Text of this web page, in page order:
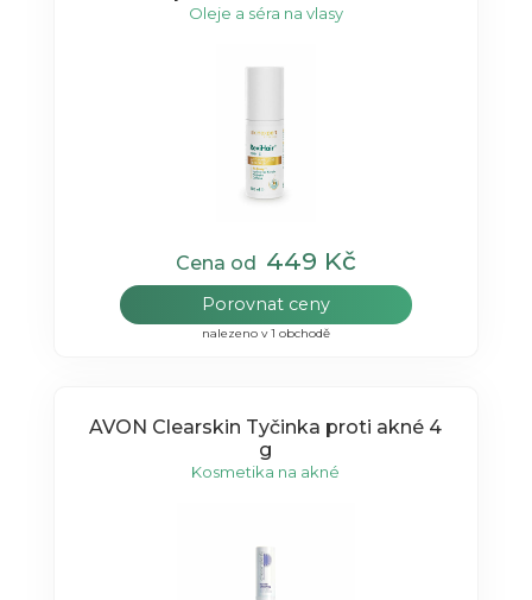
Oleje a séra na vlasy
Cena od 449 Kč
Porovnat ceny
nalezeno v 1 obchodě
AVON Clearskin Tyčinka proti akné 4
g
Kosmetika na akné